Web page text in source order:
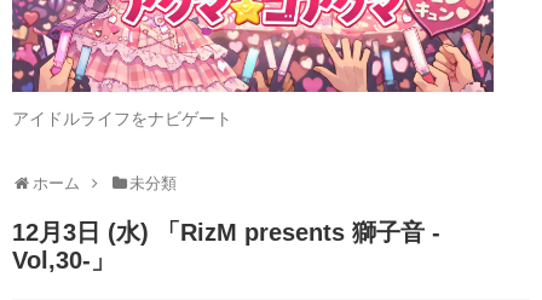
アイドルライフをナビゲート
ホーム 未分類
12月3日 (水) 「RizM presents 獅子音 -
Vol,30-」